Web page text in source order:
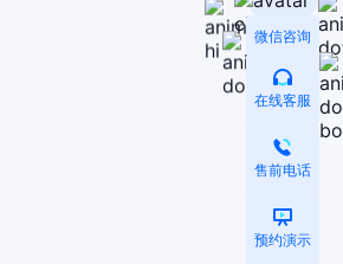
微信咨询
在线客服
售前电话
预约演示